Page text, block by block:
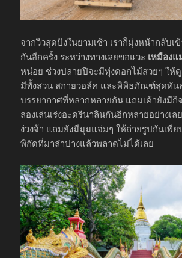
จากวิวสุดปังในยามเช้า เราก็มุ่งหน้ากลับเ
กันอีกครั้ง ระหว่างทางเลยขอแวะ เหมืองแ
หน่อย ช่วงปลายปีจะมีทุ่งดอกไม้สวยๆ ให้
มีทั้งสวน สกายวอล์ค และพิพิธภัณฑ์สุดทัน
บรรยากาศที่หลากหลายกัน แถมเค้ายังมีกิ
ลองเล่นเร่งอะดรีนาลินกันอีกหลายอย่างเล
ง่วงจ้า แถมยังมีมุมแจ่มๆ ให้ถ่ายรูปกันเพีย
พิกัดที่มาลำปางแล้วพลาดไม่ได้เลย